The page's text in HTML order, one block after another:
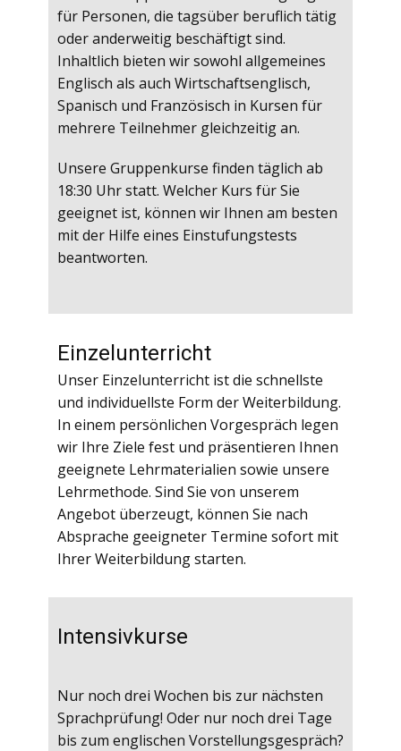
für Personen, die tagsüber beruflich tätig
oder anderweitig beschäftigt sind.
Inhaltlich bieten wir sowohl allgemeines
Englisch als auch Wirtschaftsenglisch,
Spanisch und Französisch in Kursen für
mehrere Teilnehmer gleichzeitig an.
Unsere Gruppenkurse finden täglich ab
18:30 Uhr statt. Welcher Kurs für Sie
geeignet ist, können wir Ihnen am besten
mit der Hilfe eines Einstufungstests
beantworten.
Einzelunterricht
Unser Einzelunterricht ist die schnellste
und individuellste Form der Weiterbildung.
In einem persönlichen Vorgespräch legen
wir Ihre Ziele fest und präsentieren Ihnen
geeignete Lehrmaterialien sowie unsere
Lehrmethode. Sind Sie von unserem
Angebot überzeugt, können Sie nach
Absprache geeigneter Termine sofort mit
Ihrer Weiterbildung starten.
Intensivkurse
Nur noch drei Wochen bis zur nächsten
Sprachprüfung! Oder nur noch drei Tage
bis zum englischen Vorstellungsgespräch?